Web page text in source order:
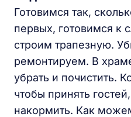
Готовимся так,
первых, готовимся к
строим трапезную.
ремонтируем. В
убрать и почистить.
чтобы принять
накормить. Как